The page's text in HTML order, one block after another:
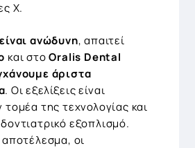
Χ.
ανώδυνη, απαιτεί
και στοOralis Dental
άριστα
. Οι εξελίξεις είναι
τομέα της τεχνολογίας και
εξοπλισμό.
οι